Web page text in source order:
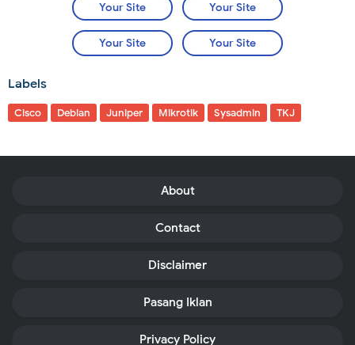
Your Site Your Site
Your Site Your Site
Labels
Cisco Debian Juniper Mikrotik Sysadmin TKJ
About
Contact
Disclaimer
Pasang Iklan
Privacy Policy